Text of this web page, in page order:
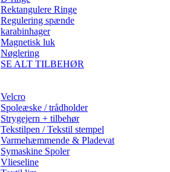
Rektangulere Ringe
Regulering spænde
karabinhager
Magnetisk luk
Nøglering
SE ALT TILBEHØR
Velcro
Spoleæske / trådholder
Strygejern + tilbehør
Tekstilpen / Tekstil stempel
Varmehæmmende & Pladevat
Symaskine Spoler
Vlieseline